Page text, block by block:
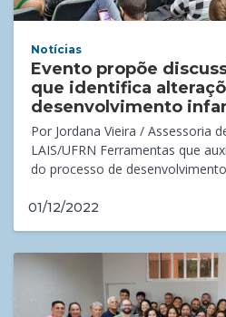
Notícias
Evento propõe
que identifica
desenvolvimento
Por Jordana Vieira / Assessoria
LAIS/UFRN Ferramentas que
do processo de
01/12/2022